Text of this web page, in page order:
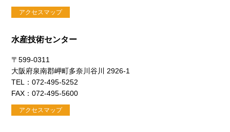
アクセスマップ
水産技術センター
〒599-0311
大阪府泉南郡岬町多奈川谷川 2926-1
TEL：072-495-5252
FAX：072-495-5600
アクセスマップ